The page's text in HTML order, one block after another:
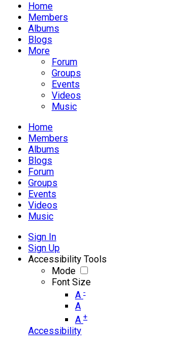
Home
Members
Albums
Blogs
More
Forum
Groups
Events
Videos
Music
Home
Members
Albums
Blogs
Forum
Groups
Events
Videos
Music
Sign In
Sign Up
Accessibility Tools
Mode
Font Size
A -
A
A +
Accessibility